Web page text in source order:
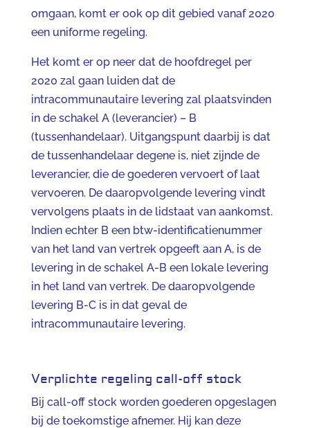
omgaan, komt er ook op dit gebied vanaf 2020
een uniforme regeling.
Het komt er op neer dat de hoofdregel per
2020 zal gaan luiden dat de
intracommunautaire levering zal plaatsvinden
in de schakel A (leverancier) – B
(tussenhandelaar). Uitgangspunt daarbij is dat
de tussenhandelaar degene is, niet zijnde de
leverancier, die de goederen vervoert of laat
vervoeren. De daaropvolgende levering vindt
vervolgens plaats in de lidstaat van aankomst.
Indien echter B een btw-identificatienummer
van het land van vertrek opgeeft aan A, is de
levering in de schakel A-B een lokale levering
in het land van vertrek. De daaropvolgende
levering B-C is in dat geval de
intracommunautaire levering.
Verplichte regeling call-off stock
Bij call-off stock worden goederen opgeslagen
bij de toekomstige afnemer. Hij kan deze